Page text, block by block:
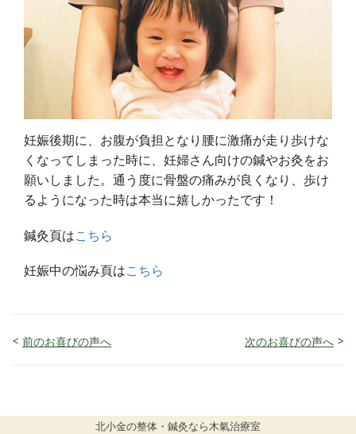
妊娠後期に、お腹が負担となり腰に激痛が走り歩けな
くなってしまった時に、妊婦さん向けの鍼やお灸をお
願いしました。通う度に骨盤の痛みが良くなり、歩け
るようになった時は本当に嬉しかったです！
鍼灸頁はこちら
妊娠中の悩み頁はこちら
< 前のお喜びの声へ 次のお喜びの声へ >
北小金の整体・鍼灸なら木氣治療室